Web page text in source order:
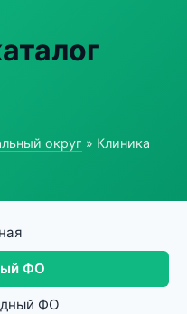
округ » Клиника
ФО
ФО